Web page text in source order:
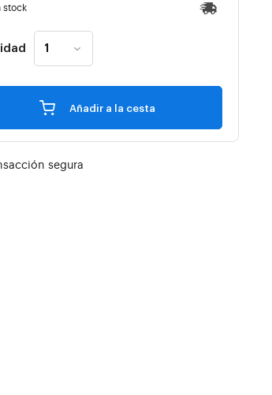
stock
Añadir a la cesta
segura